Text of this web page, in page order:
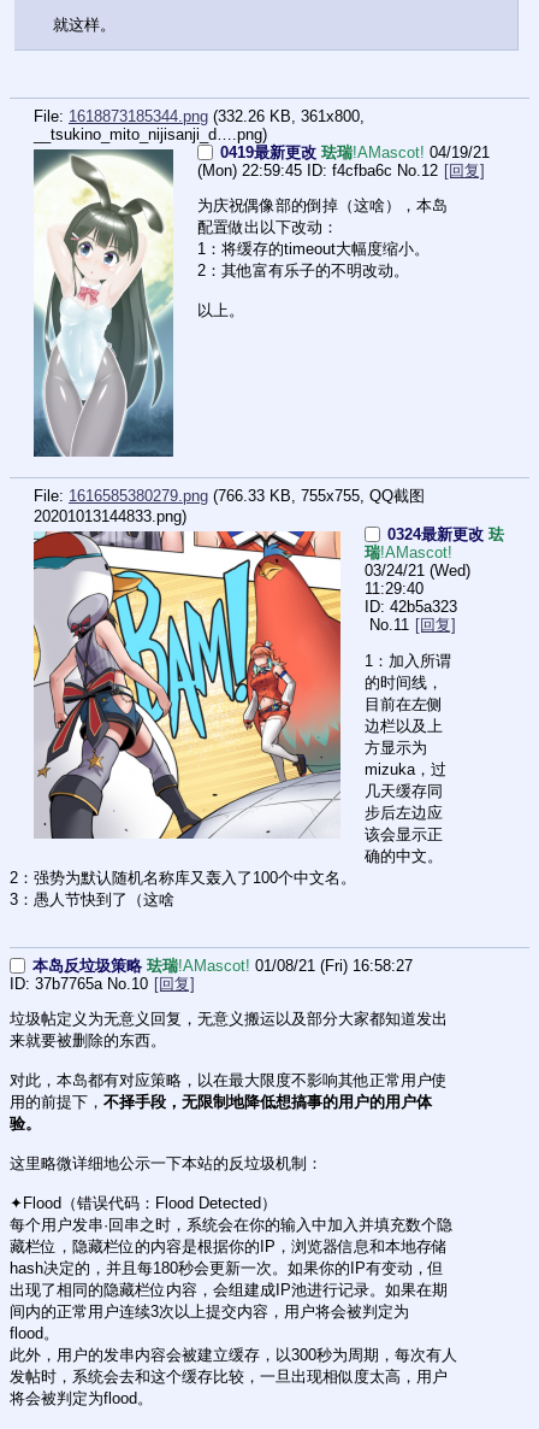
就这样。
File: 1618873185344.png (332.26 KB, 361x800,
__tsukino_mito_nijisanji_d….png)
0419最新更改 珐瑞!AMascot! 04/19/21
(Mon) 22:59:45
f4cfba6c No. 12 [回复]
为庆祝偶像部的倒掉（这啥），本岛
配置做出以下改动：
1：将缓存的timeout大幅度缩小。
2：其他富有乐子的不明改动。
以上。
File: 1616585380279.png (766.33 KB, 755x755, QQ截图
20201013144833.png)
0324最新更改 珐
瑞!AMascot!
03/24/21 (Wed)
11:29:40
42b5a323
No.11 [回复]
1：加入所谓
的时间线，
目前在左侧
边栏以及上
方显示为
mizuka，过
几天缓存同
步后左边应
该会显示正
确的中文。
2：强势为默认随机名称库又轰入了100个中文名。
3：愚人节快到了（这啥
本岛反垃圾策略 珐瑞!AMascot! 01/08/21 (Fri) 16:58:27
37b7765a No. 10 [回复]
垃圾帖定义为无意义回复，无意义搬运以及部分大家都知道发出
来就要被删除的东西。
对此，本岛都有对应策略，以在最大限度不影响其他正常用户使
用的前提下， 不择手段，无限制地降低想搞事的用户的用户体
验。
这里略微详细地公示一下本站的反垃圾机制：
✦Flood（错误代码：Flood Detected）
每个用户发串·回串之时，系统会在你的输入中加入并填充数个隐
藏栏位，隐藏栏位的内容是根据你的IP，浏览器信息和本地存储
hash决定的，并且每180秒会更新一次。如果你的IP有变动，但
出现了相同的隐藏栏位内容，会组建成IP池进行记录。如果在期
间内的正常用户连续3次以上提交内容，用户将会被判定为
flood。
此外，用户的发串内容会被建立缓存，以300秒为周期，每次有人
发帖时，系统会去和这个缓存比较，一旦出现相似度太高，用户
将会被判定为flood。